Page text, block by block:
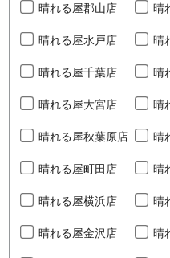
晴れる屋郡山店 晴
晴れる屋水戸店 晴
晴れる屋千葉店 晴
晴れる屋大宮店 晴
晴れる屋秋葉原店 晴
晴れる屋町田店 晴
晴れる屋横浜店 晴
晴れる屋金沢店 晴